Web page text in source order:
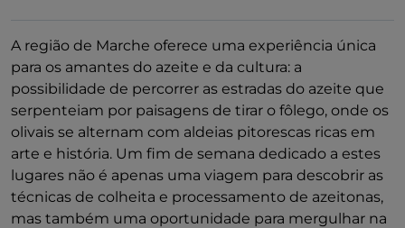
A região de Marche oferece uma experiência única
para os amantes do azeite e da cultura: a
possibilidade de percorrer as estradas do azeite que
serpenteiam por paisagens de tirar o fôlego, onde os
olivais se alternam com aldeias pitorescas ricas em
arte e história. Um fim de semana dedicado a estes
lugares não é apenas uma viagem para descobrir as
técnicas de colheita e processamento de azeitonas,
mas também uma oportunidade para mergulhar na